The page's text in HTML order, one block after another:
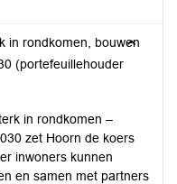
in rondkomen, bouwen
(portefeuillehouder
in rondkomen –
zet Hoorn de koers
inwoners kunnen
en samen met partners